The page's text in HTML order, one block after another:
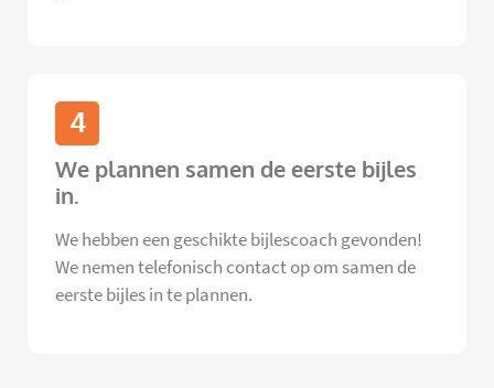
4
We plannen samen de eerste bijles
in.
We hebben een geschikte bijlescoach gevonden!
We nemen telefonisch contact op om samen de
eerste bijles in te plannen.